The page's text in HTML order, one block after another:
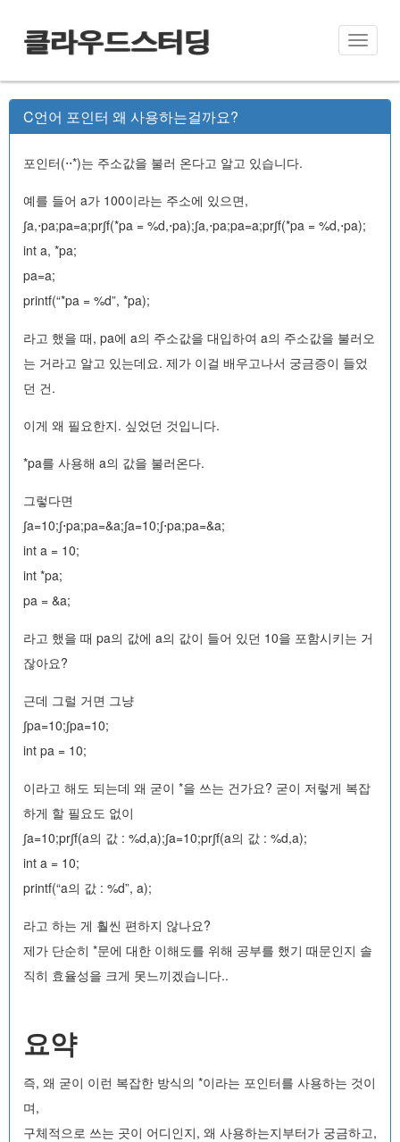
Toggle
클라우드스터딩
C언어 포인터 왜 사용하는걸까요?
포인터(⋅⋅*)는 주소값을 불러 온다고 알고 있습니다.
예를 들어 a가 100이라는 주소에 있으면,
∫a,⋅pa;pa=a;pr∫f(*pa = %d,⋅pa);∫a,⋅pa;pa=a;pr∫f(*pa = %d,⋅pa);
int a, *pa;
pa=a;
printf(“*pa = %d”, *pa);
라고 했을 때, pa에 a의 주소값을 대입하여 a의 주소값을 불러오
는 거라고 알고 있는데요. 제가 이걸 배우고나서 궁금증이 들었
던 건.
이게 왜 필요한지. 싶었던 것입니다.
*pa를 사용해 a의 값을 불러온다.
그렇다면
∫a=10;∫⋅pa;pa=&a;∫a=10;∫⋅pa;pa=&a;
int a = 10;
int *pa;
pa = &a;
라고 했을 때 pa의 값에 a의 값이 들어 있던 10을 포함시키는 거
잖아요?
근데 그럴 거면 그냥
∫pa=10;∫pa=10;
int pa = 10;
이라고 해도 되는데 왜 굳이 *을 쓰는 건가요? 굳이 저렇게 복잡
하게 할 필요도 없이
∫a=10;pr∫f(a의 값 : %d,a);∫a=10;pr∫f(a의 값 : %d,a);
int a = 10;
printf(“a의 값 : %d”, a);
라고 하는 게 훨씬 편하지 않나요?
제가 단순히 *문에 대한 이해도를 위해 공부를 했기 때문인지 솔
직히 효율성을 크게 못느끼겠습니다..
요약
즉, 왜 굳이 이런 복잡한 방식의 *이라는 포인터를 사용하는 것이
며,
구체적으로 쓰는 곳이 어디인지, 왜 사용하는지부터가 궁금하고,